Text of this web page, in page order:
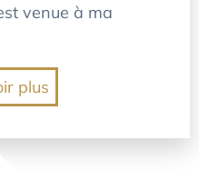
venue à ma
plus